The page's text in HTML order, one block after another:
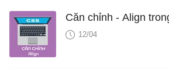
Căn chỉnh - Align
12/04